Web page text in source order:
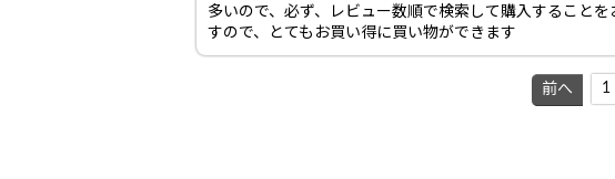
多いので、必ず、レビュー数順で検索して購入すること
すので、とてもお買い得に買い物ができます
前へ 1